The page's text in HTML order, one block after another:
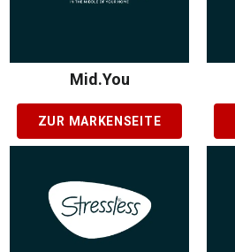
Mid.You
ZUR MARKENSEITE